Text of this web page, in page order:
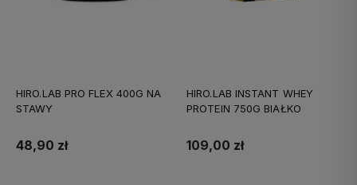
HIRO.LAB PRO FLEX 400G NA
STAWY
48,90 zł
HIRO.LAB INSTANT WHEY
PROTEIN 750G BIAŁKO
109,00 zł